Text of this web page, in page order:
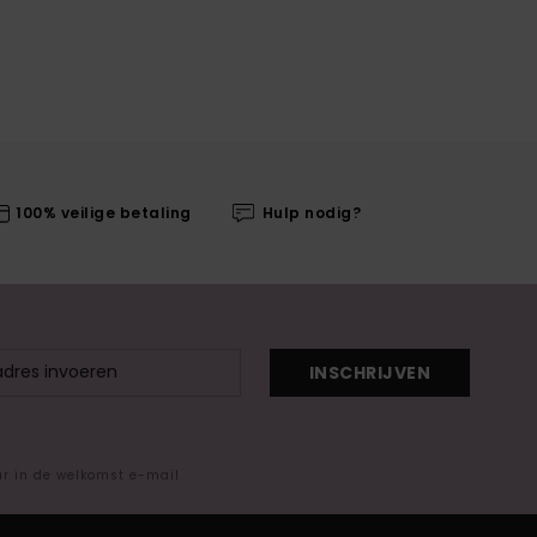
100% veilige betaling Hulp nodig?
INSCHRIJVEN
in de welkomst e-mail